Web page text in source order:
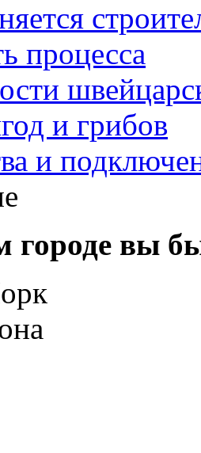
процесса
и грибов
и
городе вы